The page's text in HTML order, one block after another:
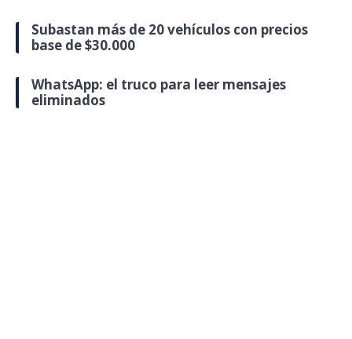
Subastan más de 20 vehículos con precios
base de $30.000
WhatsApp: el truco para leer mensajes
eliminados